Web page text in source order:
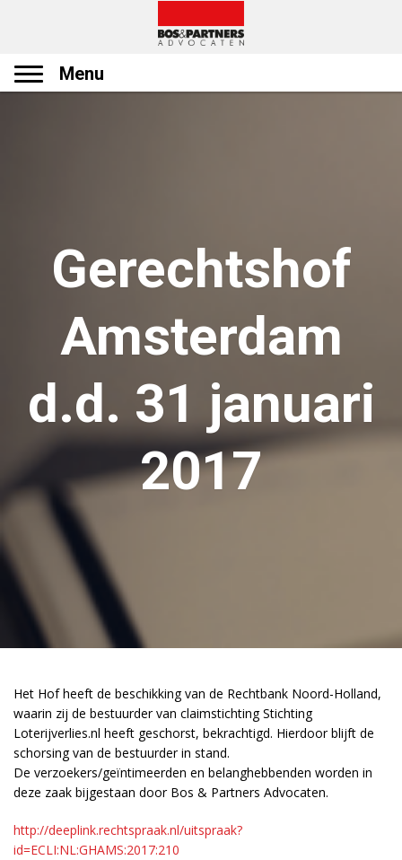
Menu
Gerechtshof
Amsterdam
d.d. 31 januari
2017
Het Hof heeft de beschikking van de Rechtbank Noord-Holland,
waarin zij de bestuurder van claimstichting Stichting
Loterijverlies.nl heeft geschorst, bekrachtigd. Hierdoor blijft de
schorsing van de bestuurder in stand.
De verzoekers/geïntimeerden en belanghebbenden worden in
deze zaak bijgestaan door Bos & Partners Advocaten.
http://deeplink.rechtspraak.nl/uitspraak?
id=ECLI:NL:GHAMS:2017:210